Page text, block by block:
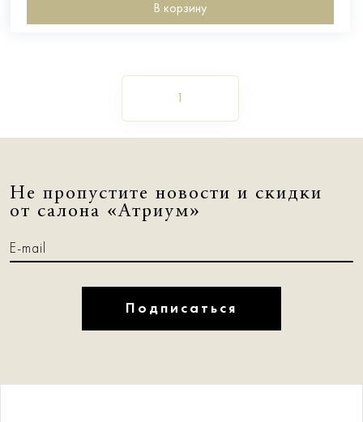
В корзину
1
Не пропустите новости и скидки
от салона «Атриум»
Подписаться